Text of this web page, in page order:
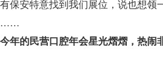
有保安特意找到我们展位，说也想领
……
今年的民营口腔年会星光熠熠，热闹